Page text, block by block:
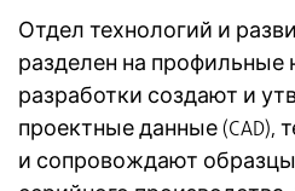
Отдел технологий и
разделен на профильные
разработки создают и
проектные данные (CAD),
и сопровождают